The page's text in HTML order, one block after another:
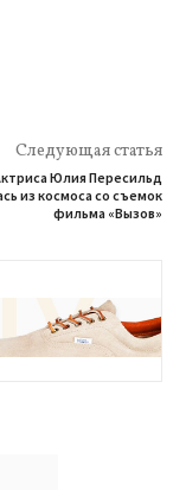
Следующая статья
Юлия Пересильд
из космоса со съемок
фильма «Вызов»